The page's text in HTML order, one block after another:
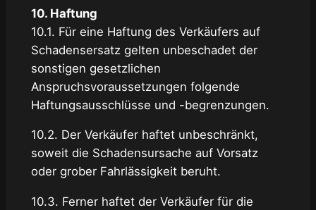
10. Haftung
10.1. Für eine Haftung des Verkäufers auf
Schadensersatz gelten unbeschadet der
sonstigen gesetzlichen
Anspruchsvoraussetzungen folgende
Haftungsausschlüsse und -begrenzungen.
10.2. Der Verkäufer haftet unbeschränkt,
soweit die Schadensursache auf Vorsatz
oder grober Fahrlässigkeit beruht.
10.3. Ferner haftet der Verkäufer für die